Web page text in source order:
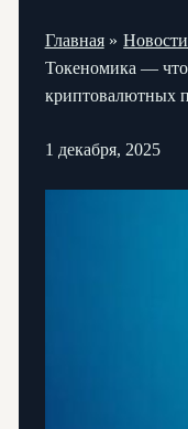
Главная
Токеномика — что
криптовалютных
1 декабря, 2025